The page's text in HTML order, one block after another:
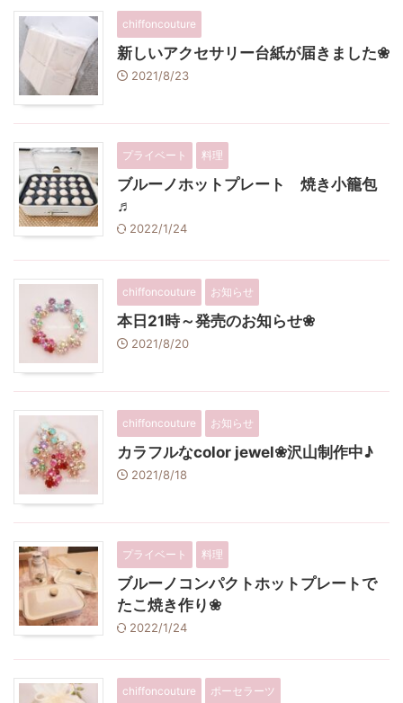
chiffoncouture
新しいアクセサリー台紙が届きました❀
2021/8/23
プライベート 料理
ブルーノホットプレート 焼き小籠包
♬
2022/1/24
chiffoncouture お知らせ
本日21時～発売のお知らせ❀
2021/8/20
chiffoncouture お知らせ
カラフルなcolor jewel❀沢山制作中♪
2021/8/18
プライベート 料理
ブルーノコンパクトホットプレートで
たこ焼き作り❀
2022/1/24
chiffoncouture ポーセラーツ